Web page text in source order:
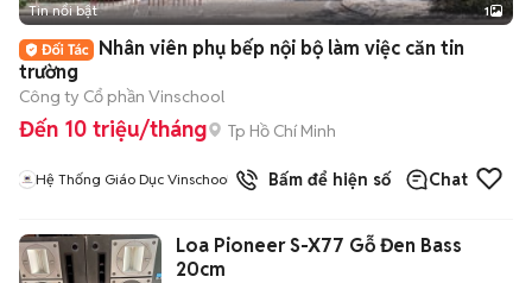
Tin nổi bật 1
Nhân viên phụ bếp nội bộ làm việc căn tin
trường
Công ty Cổ phần Vinschool
Đến 10 triệu/tháng Tp Hồ Chí Minh
Hệ Thống Giáo Dục Vinschool Bấm để hiện số Chat
Loa Pioneer S-X77 Gỗ Đen Bass
20cm